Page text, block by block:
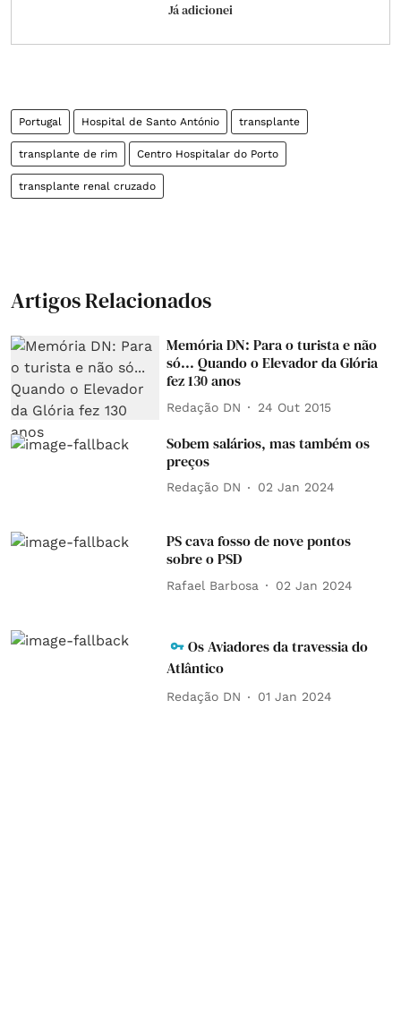
Já adicionei
Portugal Hospital de Santo António transplante
transplante de rim Centro Hospitalar do Porto
transplante renal cruzado
Artigos Relacionados
Memória DN: Para o turista e não
só... Quando o Elevador da Glória
fez 130 anos
Redação DN 24 Out 2015
Sobem salários, mas também os
preços
Redação DN 02 Jan 2024
PS cava fosso de nove pontos
sobre o PSD
Rafael Barbosa 02 Jan 2024
Os Aviadores da travessia do
Atlântico
Redação DN 01 Jan 2024